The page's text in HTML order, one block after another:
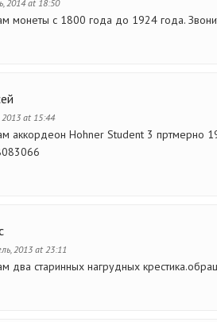
2014 at 18:50
монеты с 1800 года до 1924 года.
at 15:44
аккордеон Hohner Student 3 пртмерно
2013 at 23:11
два старинных нагрудных